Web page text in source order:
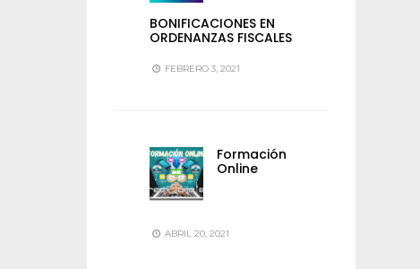
BONIFICACIONES EN
ORDENANZAS FISCALES
FEBRERO 3, 2021
Formación
Online
ABRIL 20, 2021